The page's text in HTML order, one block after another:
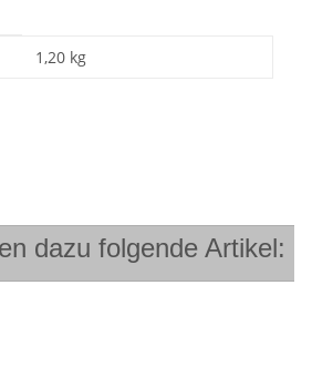
1,20 kg
dazu folgende Artikel: